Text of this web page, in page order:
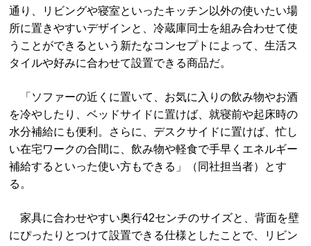
通り、リビングや寝室といったキッチン以外の使いたい場
所に置きやすいデザインと、冷蔵庫同士を組み合わせて使
うことができるという新たなコンセプトによって、生活ス
タイルや好みに合わせて設置できる商品だ。
「ソファーの近くに置いて、お気に入りの飲み物やお酒
を冷やしたり、ベッドサイドに置けば、就寝前や起床時の
水分補給にも便利。さらに、デスクサイドに置けば、忙し
い在宅ワークの合間に、飲み物や軽食で手早くエネルギー
補給するといった使い方もできる」（同社担当者）とす
る。
家具に合わせやすい奥行42センチのサイズと、背面を壁
にぴったりとつけて設置できる仕様としたことで、リビン